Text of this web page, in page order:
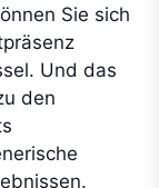
Sie sich
Und das
den